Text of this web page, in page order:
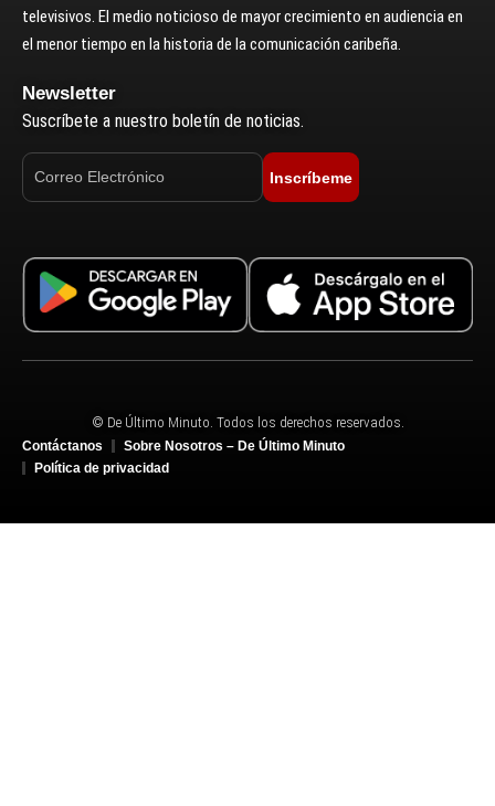
televisivos. El medio noticioso de mayor crecimiento en audiencia en
el menor tiempo en la historia de la comunicación caribeña.
Newsletter
Suscríbete a nuestro boletín de noticias.
Inscríbeme
© De Último Minuto. Todos los derechos reservados.
Contáctanos
Sobre Nosotros – De Último Minuto
Política de privacidad